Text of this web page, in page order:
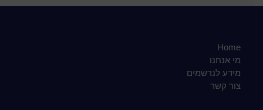
Home
מי אנחנו
מידע לנרשמים
צור קשר